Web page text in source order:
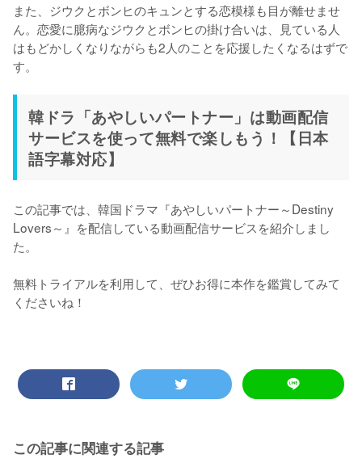
また、ジウクとボンヒのキュンとする恋模様も目が離せませ
ん。恋愛に臆病なジウクとボンヒの掛け合いは、見ている人
はもどかしくなりながらも2人のことを応援したくなるはずで
す。
韓ドラ「あやしいパートナー」は動画配信
サービスを使って無料で楽しもう！【日本
語字幕対応】
この記事では、韓国ドラマ『あやしいパートナー～Destiny
Lovers～』を配信している動画配信サービスを紹介しまし
た。
無料トライアルを利用して、ぜひお得に本作を鑑賞してみて
くださいね！
この記事に関連する記事